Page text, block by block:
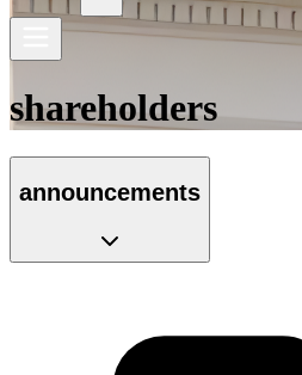
shareholders
announcements